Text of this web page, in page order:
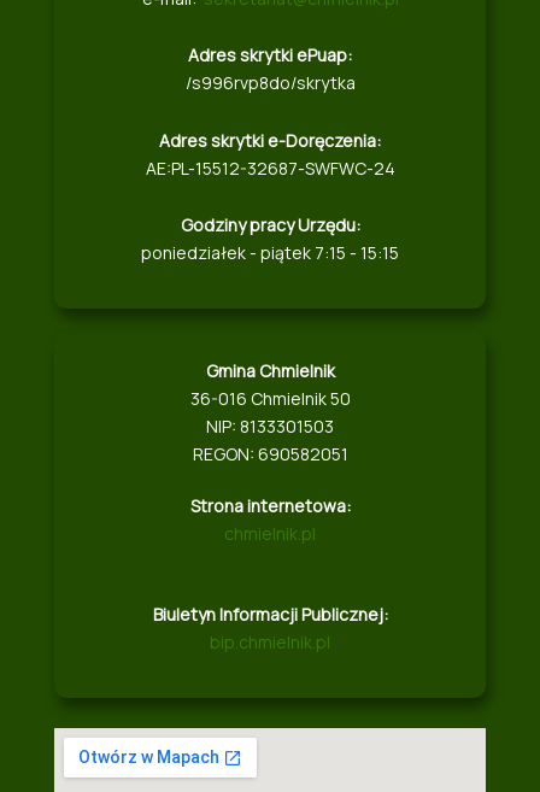
Adres skrytki ePuap:
/s996rvp8do/skrytka
Adres skrytki e-Doręczenia:
AE:PL-15512-32687-SWFWC-24
Godziny pracy Urzędu:
poniedziałek - piątek 7:15 - 15:15
Gmina Chmielnik
36-016 Chmielnik 50
NIP: 8133301503
REGON: 690582051
Strona internetowa:
chmielnik.pl
Biuletyn Informacji Publicznej:
bip.chmielnik.pl